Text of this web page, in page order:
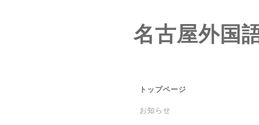
名古屋外国
トップページ
お知らせ